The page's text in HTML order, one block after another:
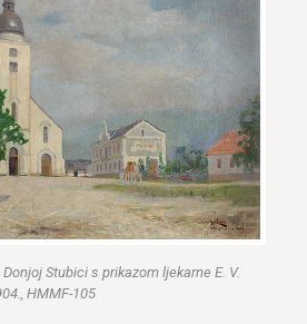
Stubici s prikazom ljekarne E. V.
HMMF-105